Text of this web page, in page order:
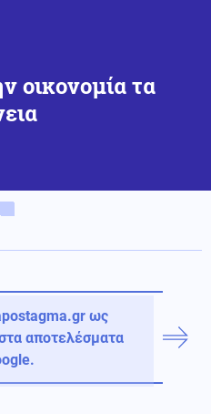
οικονομία τα
ως
αποτελέσματα